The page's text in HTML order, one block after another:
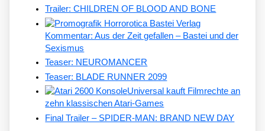
Trailer: CHILDREN OF BLOOD AND BONE
Kommentar: Aus der Zeit gefallen – Bastei und der
Sexismus
Teaser: NEUROMANCER
Teaser: BLADE RUNNER 2099
Universal kauft Filmrechte an
zehn klassischen Atari-Games
Final Trailer – SPIDER-MAN: BRAND NEW DAY